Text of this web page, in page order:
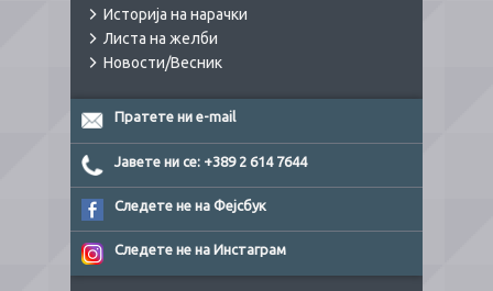
Историја на нарачки
Листа на желби
Новости/Весник
Пратете ни e-mail
Јавете ни се: +389 2 614 7644
Следете не на Фејсбук
Следете не на Инстаграм